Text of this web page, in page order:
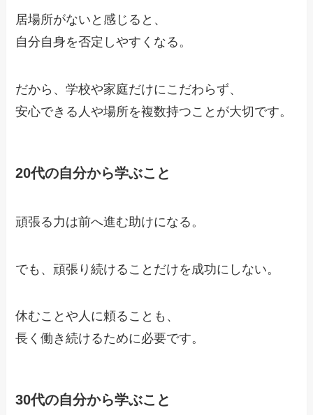
居場所がないと感じると、
自分自身を否定しやすくなる。
だから、学校や家庭だけにこだわらず、
安心できる人や場所を複数持つことが大切です。
20代の自分から学ぶこと
頑張る力は前へ進む助けになる。
でも、頑張り続けることだけを成功にしない。
休むことや人に頼ることも、
長く働き続けるために必要です。
30代の自分から学ぶこと